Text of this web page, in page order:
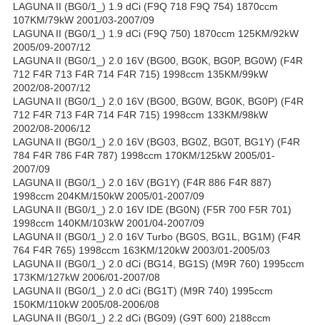
LAGUNA II (BG0/1_) 1.9 dCi (F9Q 718 F9Q 754) 1870ccm
107KM/79kW 2001/03-2007/09
LAGUNA II (BG0/1_) 1.9 dCi (F9Q 750) 1870ccm 125KM/92kW
2005/09-2007/12
LAGUNA II (BG0/1_) 2.0 16V (BG00, BG0K, BG0P, BG0W) (F4R
712 F4R 713 F4R 714 F4R 715) 1998ccm 135KM/99kW
2002/08-2007/12
LAGUNA II (BG0/1_) 2.0 16V (BG00, BG0W, BG0K, BG0P) (F4R
712 F4R 713 F4R 714 F4R 715) 1998ccm 133KM/98kW
2002/08-2006/12
LAGUNA II (BG0/1_) 2.0 16V (BG03, BG0Z, BG0T, BG1Y) (F4R
784 F4R 786 F4R 787) 1998ccm 170KM/125kW 2005/01-
2007/09
LAGUNA II (BG0/1_) 2.0 16V (BG1Y) (F4R 886 F4R 887)
1998ccm 204KM/150kW 2005/01-2007/09
LAGUNA II (BG0/1_) 2.0 16V IDE (BG0N) (F5R 700 F5R 701)
1998ccm 140KM/103kW 2001/04-2007/09
LAGUNA II (BG0/1_) 2.0 16V Turbo (BG0S, BG1L, BG1M) (F4R
764 F4R 765) 1998ccm 163KM/120kW 2003/01-2005/03
LAGUNA II (BG0/1_) 2.0 dCi (BG14, BG1S) (M9R 760) 1995ccm
173KM/127kW 2006/01-2007/08
LAGUNA II (BG0/1_) 2.0 dCi (BG1T) (M9R 740) 1995ccm
150KM/110kW 2005/08-2006/08
LAGUNA II (BG0/1_) 2.2 dCi (BG09) (G9T 600) 2188ccm